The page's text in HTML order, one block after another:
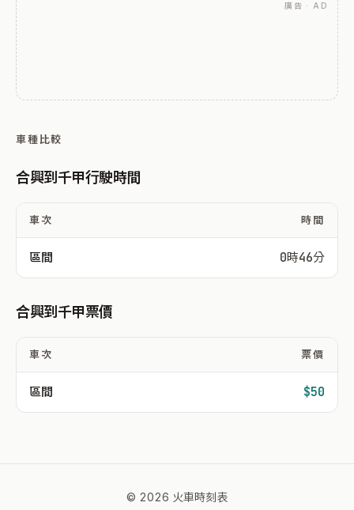
廣告 · AD
車種比較
合興到千甲行駛時間
車次 時間
區間 0時46分
合興到千甲票價
車次 票價
區間 $50
© 2026 火車時刻表